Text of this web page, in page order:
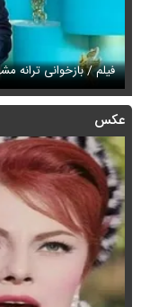
فیلم / بازخوانی
عکس